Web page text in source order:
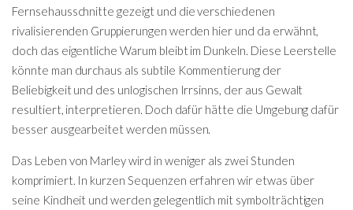
Fernsehausschnitte gezeigt und die verschiedenen
rivalisierenden Gruppierungen werden hier und da erwähnt,
doch das eigentliche Warum bleibt im Dunkeln. Diese Leerstelle
könnte man durchaus als subtile Kommentierung der
Beliebigkeit und des unlogischen Irrsinns, der aus Gewalt
resultiert, interpretieren. Doch dafür hätte die Umgebung dafür
besser ausgearbeitet werden müssen.
Das Leben von Marley wird in weniger als zwei Stunden
komprimiert. In kurzen Sequenzen erfahren wir etwas über
seine Kindheit und werden gelegentlich mit symbolträchtigen